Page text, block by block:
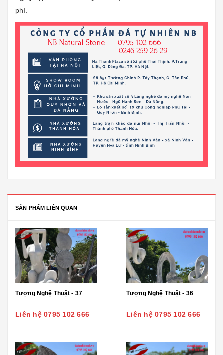
phí.
SẢN PHẨM LIÊN QUAN
Tượng Nghệ Thuật - 37
Liên hệ 0795 102 666
Tượng Nghệ Thuật - 36
Liên hệ 0795 102 666